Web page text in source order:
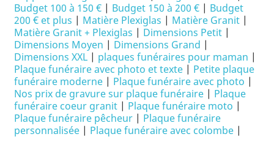
Budget 100 à 150 € | Budget 150 à 200 € | Budget
200 € et plus | Matière Plexiglas | Matière Granit |
Matière Granit + Plexiglas | Dimensions Petit |
Dimensions Moyen | Dimensions Grand |
Dimensions XXL | plaques funéraires pour maman |
Plaque funéraire avec photo et texte | Petite plaque
funéraire moderne | Plaque funéraire avec photo |
Nos prix de gravure sur plaque funéraire | Plaque
funéraire coeur granit | Plaque funéraire moto |
Plaque funéraire pêcheur | Plaque funéraire
personnalisée | Plaque funéraire avec colombe |